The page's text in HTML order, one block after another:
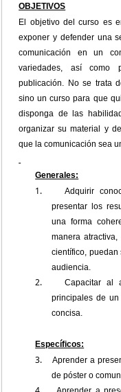
OBJETIVOS
El objetivo del curso es
exponer y defender una
comunicación en un
variedades, así como
publicación. No se trata
sino un curso para que
disponga de las
organizar su material y
que la comunicación sea
Generales:
1.
Adquirir
presentar los
una forma
manera
científico,
audiencia.
2.
Capacitar al
principales de
concisa.
Específicos:
3.
Aprender a
de póster o